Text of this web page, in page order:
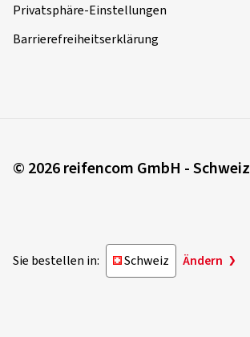
Privatsphäre-Einstellungen
Barrierefreiheitserklärung
© 2026 reifencom GmbH - Schweiz
Sie bestellen in: Schweiz Ändern